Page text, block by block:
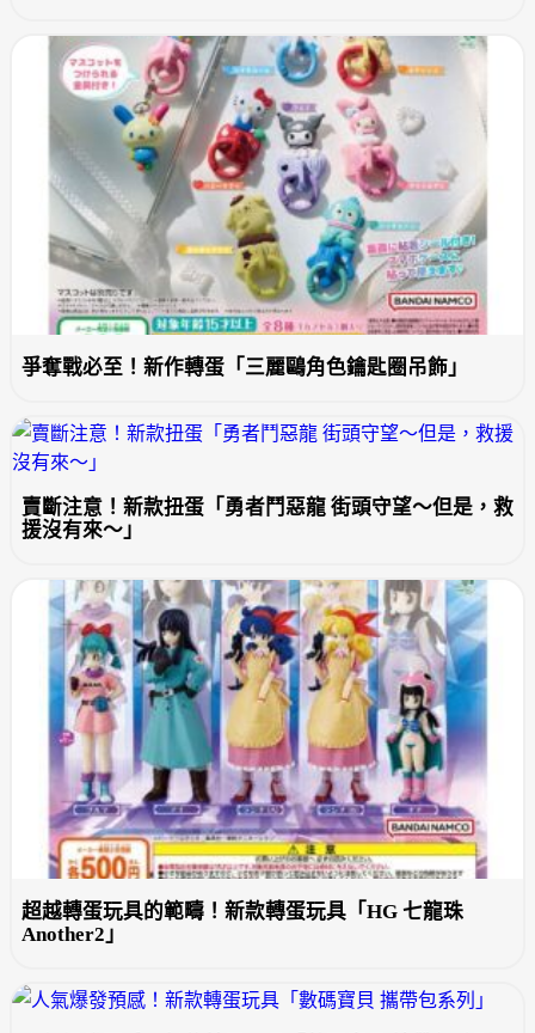
爭奪戰必至！新作轉蛋「三麗鷗角色鑰匙圈吊飾」
賣斷注意！新款扭蛋「勇者鬥惡龍 街頭守望～但是，救
援沒有來～」
超越轉蛋玩具的範疇！新款轉蛋玩具「HG 七龍珠
Another2」